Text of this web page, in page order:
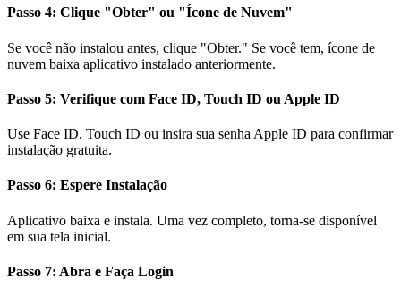
Passo 4: Clique "Obter" ou "Ícone de Nuvem"
Se você não instalou antes, clique "Obter." Se você tem, ícone de
nuvem baixa aplicativo instalado anteriormente.
Passo 5: Verifique com Face ID, Touch ID ou Apple ID
Use Face ID, Touch ID ou insira sua senha Apple ID para confirmar
instalação gratuita.
Passo 6: Espere Instalação
Aplicativo baixa e instala. Uma vez completo, torna-se disponível
em sua tela inicial.
Passo 7: Abra e Faça Login